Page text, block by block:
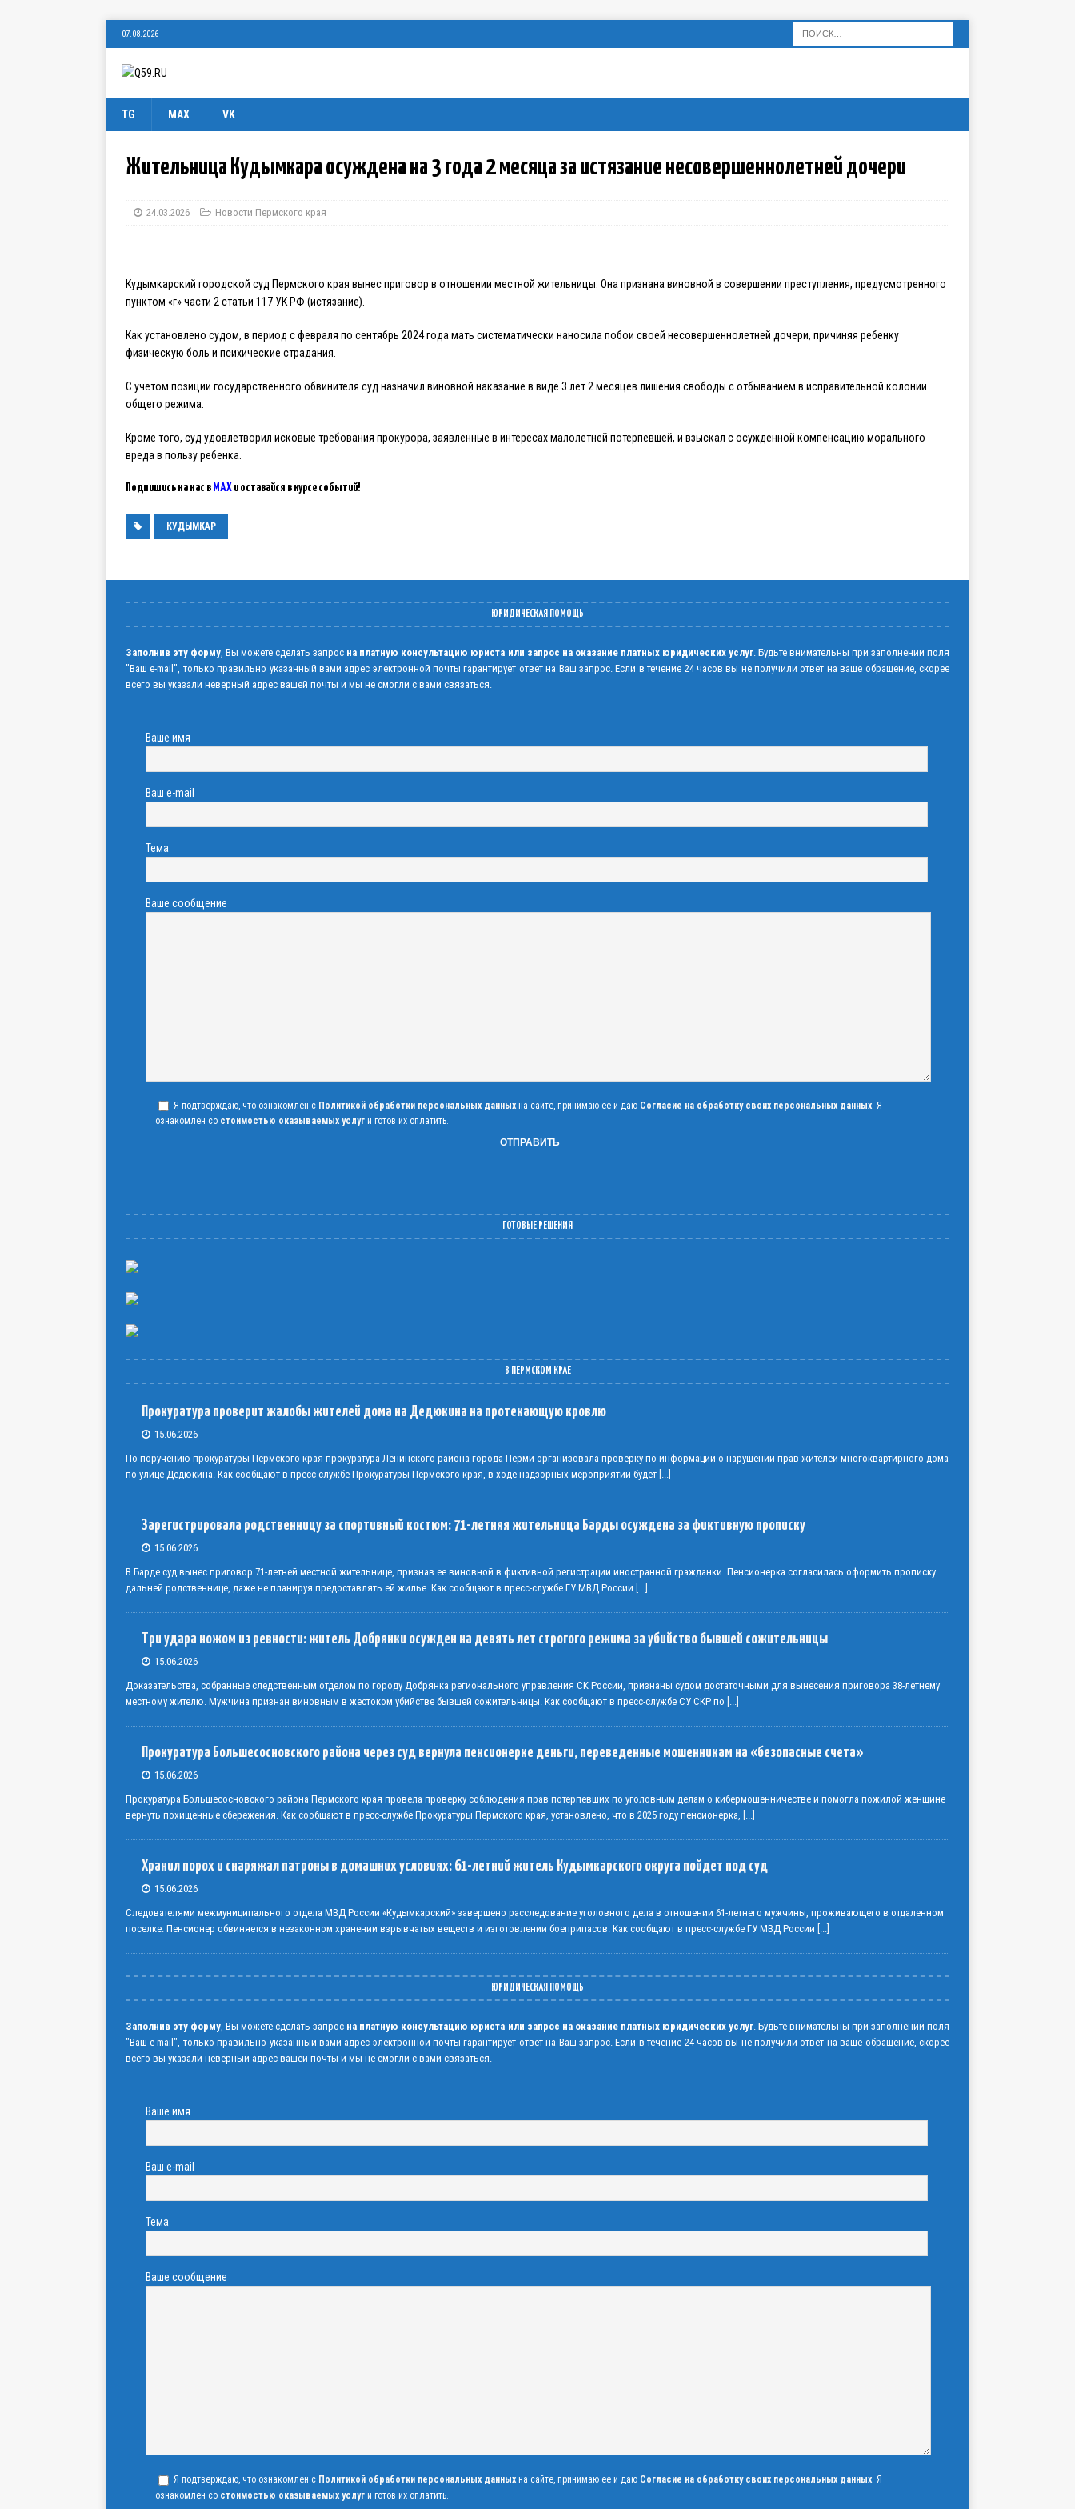
07.08.2026
TG MAX VK
Жительница Кудымкара осуждена на 3 года 2 месяца за истязание несовершеннолетней дочери
24.03.2026 Новости Пермского края
Кудымкарский городской суд Пермского края вынес приговор в отношении местной жительницы. Она признана виновной в совершении преступления, предусмотренного
пунктом «г» части 2 статьи 117 УК РФ (истязание).
Как установлено судом, в период с февраля по сентябрь 2024 года мать систематически наносила побои своей несовершеннолетней дочери, причиняя ребенку
физическую боль и психические страдания.
С учетом позиции государственного обвинителя суд назначил виновной наказание в виде 3 лет 2 месяцев лишения свободы с отбыванием в исправительной колонии
общего режима.
Кроме того, суд удовлетворил исковые требования прокурора, заявленные в интересах малолетней потерпевшей, и взыскал с осужденной компенсацию морального
вреда в пользу ребенка.
Подпишись на нас в MAX и оставайся в курсе событий!
КУДЫМКАР
ЮРИДИЧЕСКАЯ ПОМОЩЬ
Заполнив эту форму, Вы можете сделать запрос на платную консультацию юриста или запрос на оказание платных юридических услуг. Будьте внимательны при заполнении поля
"Ваш e-mail", только правильно указанный вами адрес электронной почты гарантирует ответ на Ваш запрос. Если в течение 24 часов вы не получили ответ на ваше обращение, скорее
всего вы указали неверный адрес вашей почты и мы не смогли с вами связаться.
Ваше имя
Ваш e-mail
Тема
Ваше сообщение
Я подтверждаю, что ознакомлен с Политикой обработки персональных данных на сайте, принимаю ее и даю Согласие на обработку своих персональных данных. Я
ознакомлен со стоимостью оказываемых услуг и готов их оплатить.
ГОТОВЫЕ РЕШЕНИЯ
В ПЕРМСКОМ КРАЕ
Прокуратура проверит жалобы жителей дома на Дедюкина на протекающую кровлю
15.06.2026
По поручению прокуратуры Пермского края прокуратура Ленинского района города Перми организовала проверку по информации о нарушении прав жителей многоквартирного дома
по улице Дедюкина. Как сообщают в пресс-службе Прокуратуры Пермского края, в ходе надзорных мероприятий будет [...]
Зарегистрировала родственницу за спортивный костюм: 71-летняя жительница Барды осуждена за фиктивную прописку
15.06.2026
В Барде суд вынес приговор 71-летней местной жительнице, признав ее виновной в фиктивной регистрации иностранной гражданки. Пенсионерка согласилась оформить прописку
дальней родственнице, даже не планируя предоставлять ей жилье. Как сообщают в пресс-службе ГУ МВД России [...]
Три удара ножом из ревности: житель Добрянки осужден на девять лет строгого режима за убийство бывшей сожительницы
15.06.2026
Доказательства, собранные следственным отделом по городу Добрянка регионального управления СК России, признаны судом достаточными для вынесения приговора 38-летнему
местному жителю. Мужчина признан виновным в жестоком убийстве бывшей сожительницы. Как сообщают в пресс-службе СУ СКР по [...]
Прокуратура Большесосновского района через суд вернула пенсионерке деньги, переведенные мошенникам на «безопасные счета»
15.06.2026
Прокуратура Большесосновского района Пермского края провела проверку соблюдения прав потерпевших по уголовным делам о кибермошенничестве и помогла пожилой женщине
вернуть похищенные сбережения. Как сообщают в пресс-службе Прокуратуры Пермского края, установлено, что в 2025 году пенсионерка, [...]
Хранил порох и снаряжал патроны в домашних условиях: 61-летний житель Кудымкарского округа пойдет под суд
15.06.2026
Следователями межмуниципального отдела МВД России «Кудымкарский» завершено расследование уголовного дела в отношении 61-летнего мужчины, проживающего в отдаленном
поселке. Пенсионер обвиняется в незаконном хранении взрывчатых веществ и изготовлении боеприпасов. Как сообщают в пресс-службе ГУ МВД России [...]
ЮРИДИЧЕСКАЯ ПОМОЩЬ
Заполнив эту форму, Вы можете сделать запрос на платную консультацию юриста или запрос на оказание платных юридических услуг. Будьте внимательны при заполнении поля
"Ваш e-mail", только правильно указанный вами адрес электронной почты гарантирует ответ на Ваш запрос. Если в течение 24 часов вы не получили ответ на ваше обращение, скорее
всего вы указали неверный адрес вашей почты и мы не смогли с вами связаться.
Ваше имя
Ваш e-mail
Тема
Ваше сообщение
Я подтверждаю, что ознакомлен с Политикой обработки персональных данных на сайте, принимаю ее и даю Согласие на обработку своих персональных данных. Я
ознакомлен со стоимостью оказываемых услуг и готов их оплатить.